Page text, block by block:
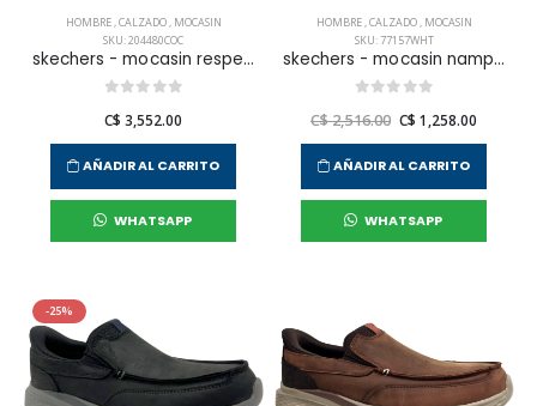
HOMBRE,CALZADO, MOCASIN
SKU: 204480COC
skechers - mocasin respected para hombre
C$ 3,552.00
AÑADIR AL CARRITO
WHATSAPP
HOMBRE,CALZADO, MOCASIN
SKU: 77157WHT
skechers - mocasin nampa para hombre
C$ 2,516.00 C$ 1,258.00
AÑADIR AL CARRITO
WHATSAPP
-25%